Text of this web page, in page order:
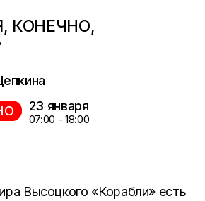
КОНЕЧНО,
23 января
07:00 - 18:00
Высоцкого «Корабли» есть